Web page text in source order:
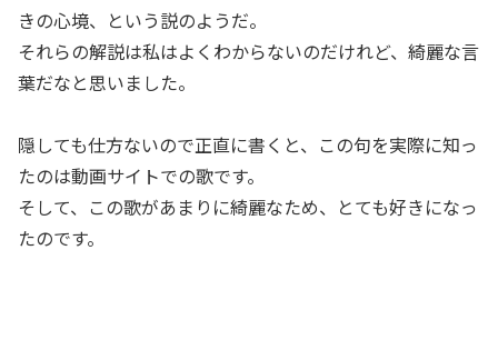
きの心境、という説のようだ。
それらの解説は私はよくわからないのだけれど、綺麗な言
葉だなと思いました。
隠しても仕方ないので正直に書くと、この句を実際に知っ
たのは動画サイトでの歌です。
そして、この歌があまりに綺麗なため、とても好きになっ
たのです。